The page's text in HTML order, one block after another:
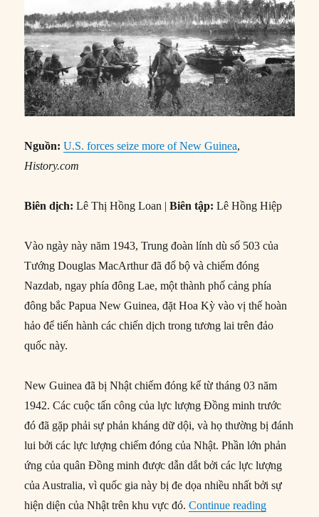
Nguồn: U.S. forces seize more of New Guinea,
History.com
Biên dịch: Lê Thị Hồng Loan |Biên tập:Lê Hồng Hiệp
Vào ngày này năm 1943, Trung đoàn lính dù số 503 của
Tướng Douglas MacArthur đã đổ bộ và chiếm đóng
Nazdab, ngay phía đông Lae, một thành phố cảng phía
đông bắc Papua New Guinea, đặt Hoa Kỳ vào vị thế hoàn
hảo để tiến hành các chiến dịch trong tương lai trên đảo
quốc này.
New Guinea đã bị Nhật chiếm đóng kể từ tháng 03 năm
1942. Các cuộc tấn công của lực lượng Đồng minh trước
đó đã gặp phải sự phản kháng dữ dội, và họ thường bị đánh
lui bởi các lực lượng chiếm đóng của Nhật. Phần lớn phản
ứng của quân Đồng minh được dẫn dắt bởi các lực lượng
của Australia, vì quốc gia này bị đe dọa nhiều nhất bởi sự
hiện diện của Nhật trên khu vực đó.Continue reading“05/09/